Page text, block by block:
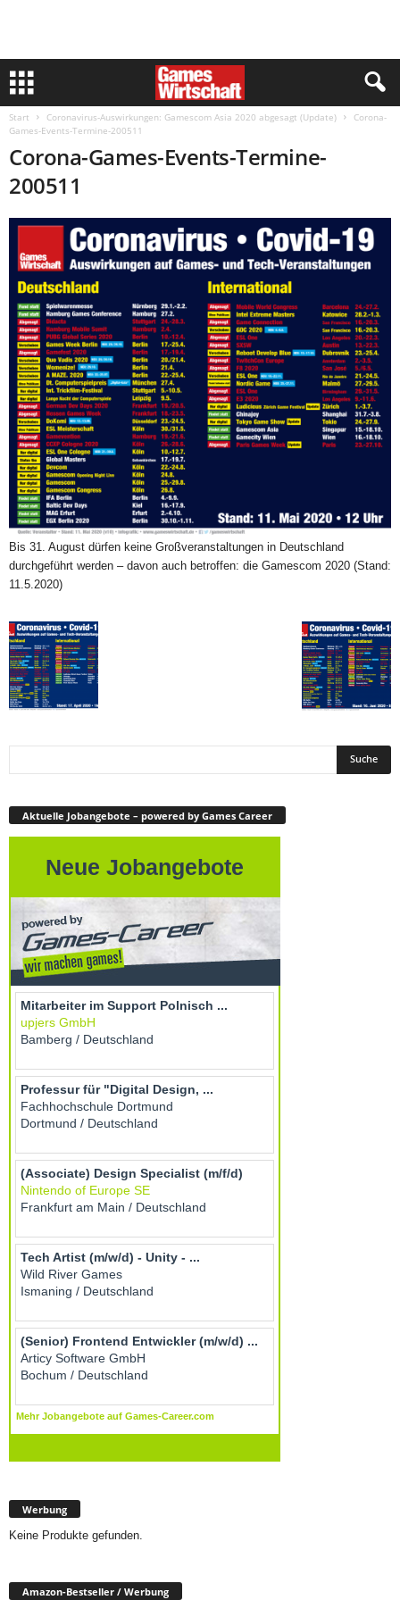
Start Coronavirus-Auswirkungen: Gamescom Asia 2020 abgesagt (Update)
Corona-
Games-Events-Termine-200511
Corona-Games-Events-Termine-
200511
Bis 31. August dürfen keine Großveranstaltungen in Deutschland
durchgeführt werden – davon auch betroffen: die Gamescom 2020 (Stand:
11.5.2020)
Aktuelle Jobangebote – powered by Games Career
Werbung
Keine Produkte gefunden.
Amazon-Bestseller / Werbung